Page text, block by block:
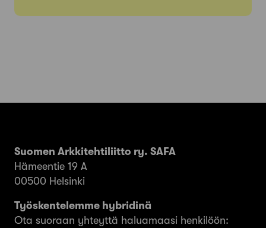
Suomen Arkkitehtiliitto ry. SAFA
Hämeentie 19 A
00500 Helsinki
Työskentelemme hybridinä
Ota suoraan yhteyttä haluamaasi henkilöön: